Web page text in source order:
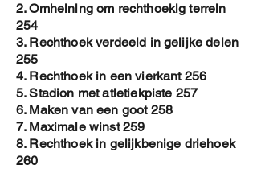
2. Omheining om rechthoekig terrein
254
3. Rechthoek verdeeld in gelijke delen
255
4. Rechthoek in een vierkant 256
5. Stadion met atletiekpiste 257
6. Maken van een goot 258
7. Maximale winst 259
8. Rechthoek in gelijkbenige driehoek
260